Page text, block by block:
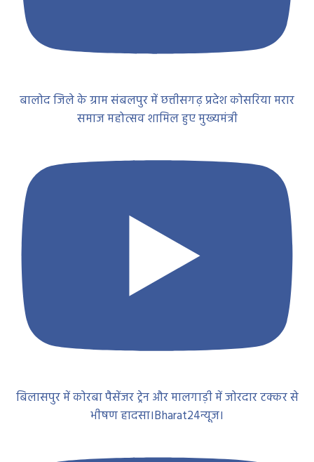
बालोद जिले के ग्राम संबलपुर में छत्तीसगढ़ प्रदेश कोसरिया मरार
समाज महोत्सव शामिल हुए मुख्यमंत्री
बिलासपुर में कोरबा पैसेंजर ट्रेन और मालगाड़ी में जोरदार टक्कर से
भीषण हादसा।Bharat24न्यूज।